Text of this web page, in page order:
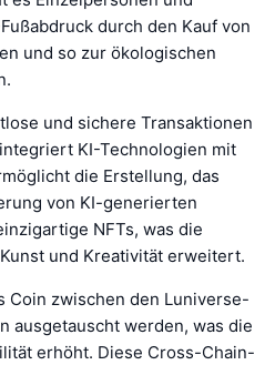
durch den Kauf von
und so zur ökologischen
und sichere Transaktionen
KI-Technologien mit
die Erstellung, das
von KI-generierten
NFTs, was die
und Kreativität erweitert.
Coin zwischen den Luniverse-
ausgetauscht werden, was die
erhöht. Diese Cross-Chain-